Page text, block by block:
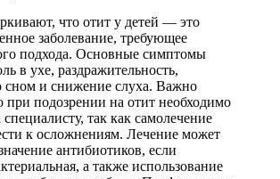
что отит у детей — это
заболевание, требующее
подхода. Основные симптомы
в ухе, раздражительность,
сном и снижение слуха. Важно
при подозрении на отит необходимо
специалисту, так как самолечение
к осложнениям. Лечение может
антибиотиков, если
а также использование